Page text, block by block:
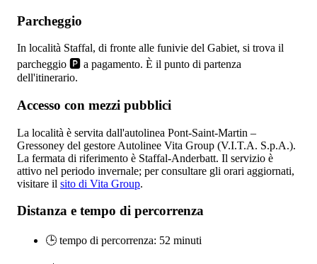
Parcheggio
In località Staffal, di fronte alle funivie del Gabiet, si trova il
parcheggio 🅿️ a pagamento. È il punto di partenza
dell'itinerario.
Accesso con mezzi pubblici
La località è servita dall'autolinea Pont-Saint-Martin –
Gressoney del gestore Autolinee Vita Group (V.I.T.A. S.p.A.).
La fermata di riferimento è Staffal-Anderbatt. Il servizio è
attivo nel periodo invernale; per consultare gli orari aggiornati,
visitare il sito di Vita Group.
Distanza e tempo di percorrenza
🕒 tempo di percorrenza: 52 minuti